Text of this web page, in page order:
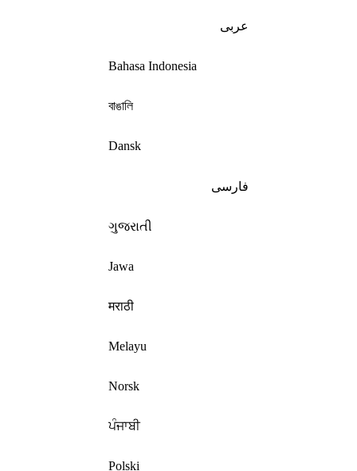
عربى
Bahasa Indonesia
বাঙালি
Dansk
فارسی
ગુજરાતી
Jawa
मराठी
Melayu
Norsk
ਪੰਜਾਬੀ
Polski